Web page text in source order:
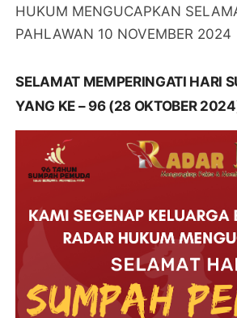
HUKUM MENGUCAPKAN
PAHLAWAN 10 NOVEMBER 2024
SELAMAT MEMPERINGATI HARI
YANG KE – 96 (28 OKTOBER